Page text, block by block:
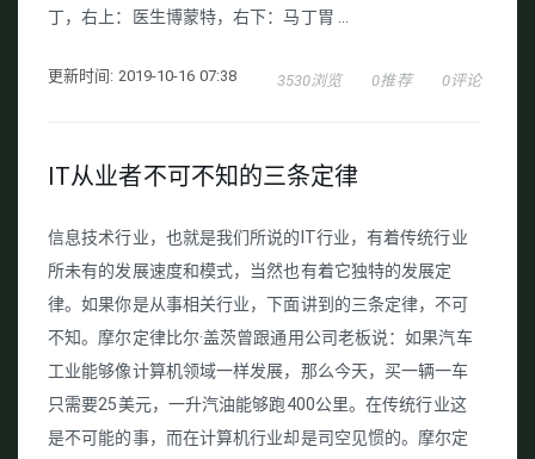
丁，右上：医生博蒙特，右下：马丁胃 ...
更新时间: 2019-10-16 07:38 3530浏览 0推荐 0评论
IT从业者不可不知的三条定律
信息技术行业，也就是我们所说的IT行业，有着传统行业
所未有的发展速度和模式，当然也有着它独特的发展定
律。如果你是从事相关行业，下面讲到的三条定律，不可
不知。摩尔定律比尔·盖茨曾跟通用公司老板说：如果汽车
工业能够像计算机领域一样发展，那么今天，买一辆一车
只需要25美元，一升汽油能够跑400公里。在传统行业这
是不可能的事，而在计算机行业却是司空见惯的。摩尔定